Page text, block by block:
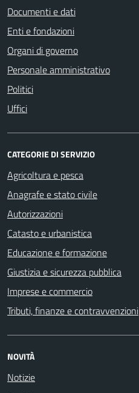
Documenti e dati
Enti e fondazioni
Organi di governo
Personale amministrativo
Politici
Uffici
CATEGORIE DI SERVIZIO
Agricoltura e pesca
Anagrafe e stato civile
Autorizzazioni
Catasto e urbanistica
Educazione e formazione
Giustizia e sicurezza pubblica
Imprese e commercio
Tributi, finanze e contravvenzioni
NOVITÀ
Notizie